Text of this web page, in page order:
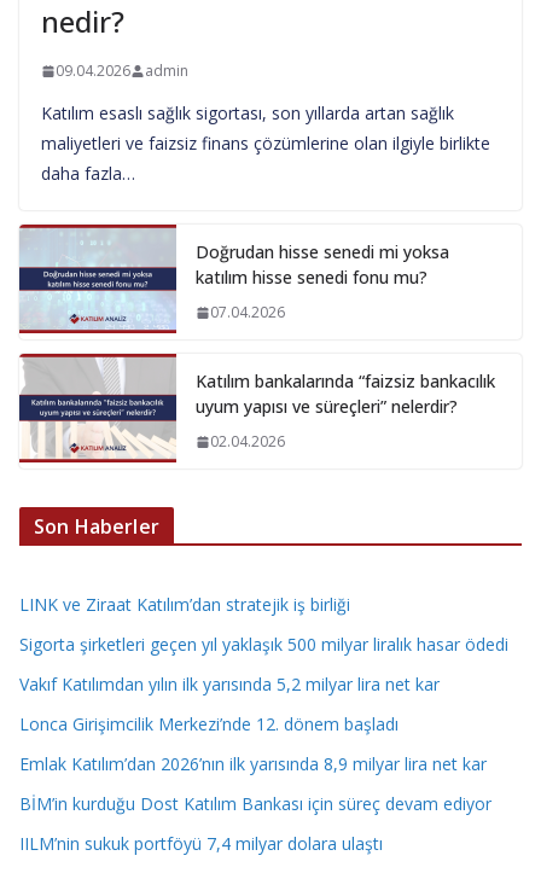
nedir?
09.04.2026 admin
Katılım esaslı sağlık sigortası, son yıllarda artan sağlık
maliyetleri ve faizsiz finans çözümlerine olan ilgiyle birlikte
daha fazla…
Doğrudan hisse senedi mi yoksa
katılım hisse senedi fonu mu?
07.04.2026
Katılım bankalarında “faizsiz bankacılık
uyum yapısı ve süreçleri” nelerdir?
02.04.2026
Son Haberler
LINK ve Ziraat Katılım’dan stratejik iş birliği
Sigorta şirketleri geçen yıl yaklaşık 500 milyar liralık hasar ödedi
Vakıf Katılımdan yılın ilk yarısında 5,2 milyar lira net kar
Lonca Girişimcilik Merkezi’nde 12. dönem başladı
Emlak Katılım’dan 2026’nın ilk yarısında 8,9 milyar lira net kar
BİM’in kurduğu Dost Katılım Bankası için süreç devam ediyor
IILM’nin sukuk portföyü 7,4 milyar dolara ulaştı